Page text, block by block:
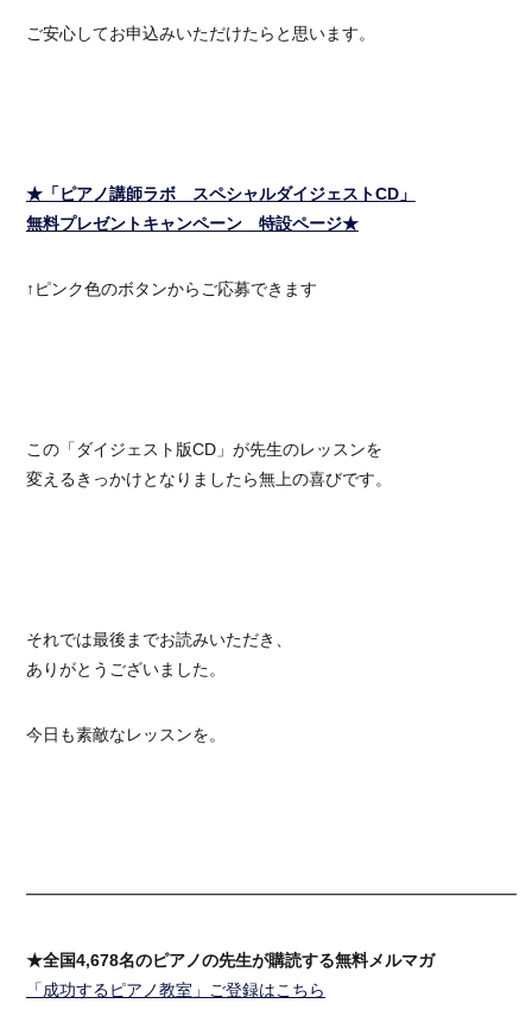
ご安心してお申込みいただけたらと思います。
★「ピアノ講師ラボ スペシャルダイジェストCD」
無料プレゼントキャンペーン 特設ページ★
↑ピンク色のボタンからご応募できます
この「ダイジェスト版CD」が先生のレッスンを
変えるきっかけとなりましたら無上の喜びです。
それでは最後までお読みいただき、
ありがとうございました。
今日も素敵なレッスンを。
★全国4,678名のピアノの先生が購読する無料メルマガ
「成功するピアノ教室」ご登録はこちら